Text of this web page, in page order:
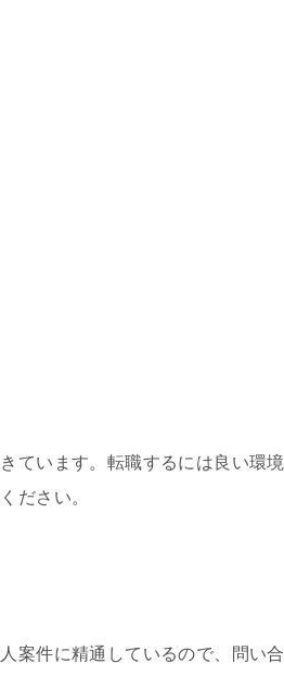
ています。転職するには良い環境
ださい。
案件に精通しているので、問い合